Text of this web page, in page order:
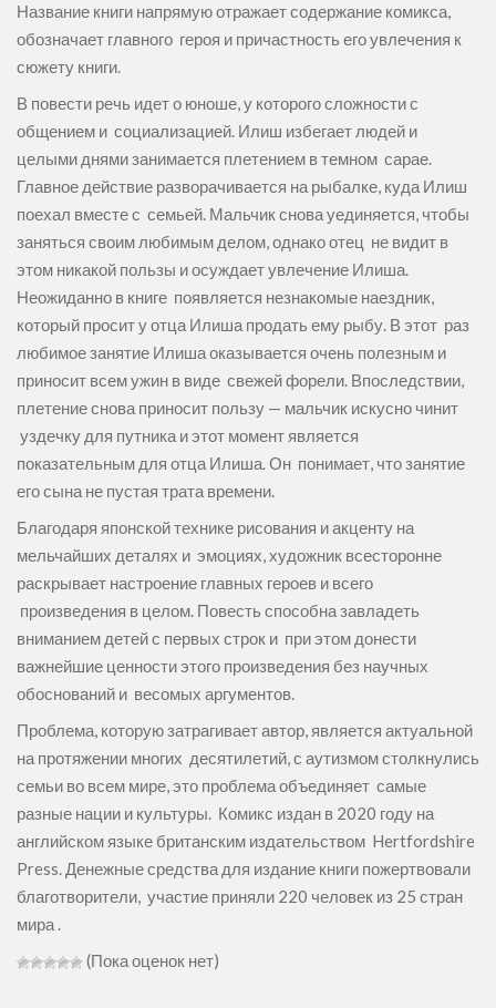
Название книги напрямую отражает содержание комикса,
обозначает главного героя и причастность его увлечения к
сюжету книги.
В повести речь идет о юноше, у которого сложности с
общением и социализацией. Илиш избегает людей и
целыми днями занимается плетением в темном сарае.
Главное действие разворачивается на рыбалке, куда Илиш
поехал вместе с семьей. Мальчик снова уединяется, чтобы
заняться своим любимым делом, однако отец не видит в
этом никакой пользы и осуждает увлечение Илиша.
Неожиданно в книге появляется незнакомые наездник,
который просит у отца Илиша продать ему рыбу. В этот раз
любимое занятие Илиша оказывается очень полезным и
приносит всем ужин в виде свежей форели. Впоследствии,
плетение снова приносит пользу — мальчик искусно чинит
уздечку для путника и этот момент является
показательным для отца Илиша. Он понимает, что занятие
его сына не пустая трата времени.
Благодаря японской технике рисования и акценту на
мельчайших деталях и эмоциях, художник всесторонне
раскрывает настроение главных героев и всего
произведения в целом. Повесть способна завладеть
вниманием детей с первых строк и при этом донести
важнейшие ценности этого произведения без научных
обоснований и весомых аргументов.
Проблема, которую затрагивает автор, является актуальной
на протяжении многих десятилетий, с аутизмом столкнулись
семьи во всем мире, это проблема объединяет самые
разные нации и культуры. Комикс издан в 2020 году на
английском языке британским издательством Hertfordshire
Press. Денежные средства для издание книги пожертвовали
благотворители, участие приняли 220 человек из 25 стран
мира .
(Пока оценок нет)